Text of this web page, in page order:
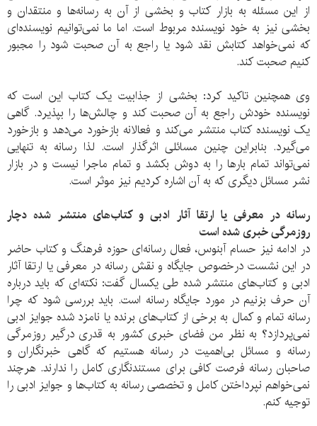
از این مسئله به بازار کتاب و بخشی از آن به رسانه‌ها و منتقدان و
بخشی نیز به خود نویسنده مربوط است. اما ما نمی‌توانیم نویسنده‌ای
که نمی‌خواهد کتابش نقد شود یا راجع به آن صحبت شود را مجبور
کنیم صحبت کند.
وی همچنین تاکید کرد: بخشی از جذابیت یک کتاب این است که
نویسنده خودش راجع به آن صحبت کند و چالش‌ها را بپذیرد. گاهی
یک نویسنده کتاب منتشر می‌کند و فعالانه بازخورد می‌دهد و بازخورد
می‌گیرد. بنابراین چنین مسائلی اثرگذار است. لذا رسانه به تنهایی
نمی‌تواند تمام بارها را به دوش بکشد و تمام ماجرا نیست و در بازار
نشر مسائل دیگری که به آن اشاره کردیم نیز موثر است.
رسانه در معرفی یا ارتقا آثار ادبی و کتاب‌های منتشر شده دچار
روزمرگی خبری شده است
در ادامه نیز حسام آبنوس، فعال رسانه‌ای حوزه فرهنگ و کتاب حاضر
در این نشست درخصوص جایگاه و نقش رسانه در معرفی یا ارتقا آثار
ادبی و کتاب‌های منتشر شده طی یکسال گفت: نکته‌ای که باید درباره
آن حرف بزنیم در مورد جایگاه رسانه است. باید بررسی شود که چرا
رسانه تمام و کمال به برخی از کتاب‌های برنده یا نامزد شده جوایز ادبی
نمی‌پردازد؟ به نظر من فضای خبری کشور به قدری درگیر روزمرگی
رسانه و مسائل بی‌اهمیت در رسانه هستیم که گاهی خبرنگاران و
صاحبان رسانه فرصت کافی برای مستندنگاری ‌کامل را ندارند. هرچند
نمی‌خواهم نپرداختن کامل و تخصصی رسانه به کتاب‌ها و جوایز ادبی را
توجیه کنم.